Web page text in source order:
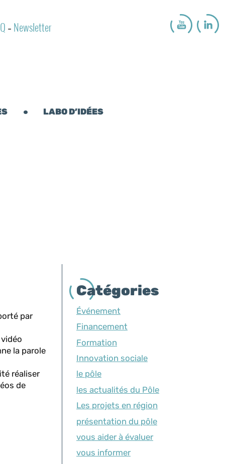
- Newsletter
LABO D’IDÉES
par
la parole
réaliser
de
Catégories
Événement
Financement
Formation
Innovation sociale
le pôle
les actualités du Pôle
Les projets en région
présentation du pôle
vous aider à évaluer
vous informer